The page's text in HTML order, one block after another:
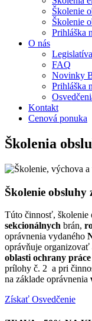
Školenie
Školenie
Prihláška
O nás
Legislatíva
FAQ
Novinky
Prihláška
Kontakt
Cenová ponuka
Školenia
Školenie obsluhy
Túto činnosť, školenie
sekcionálnych brán,
oprávnenia vydaného
oprávňuje
oblasti ochrany práce
prílohy č. 2 a pri
na základe oprávnenia
Získať Osvedčenie